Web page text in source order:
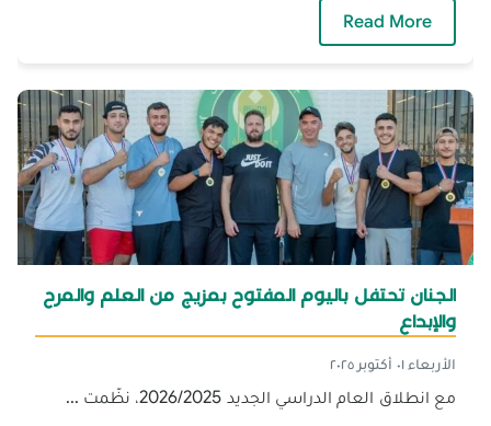
Read More
الجنان تحتفل باليوم المفتوح بمزيج من العلم والمرح
والإبداع
الأربعاء ٠١ أكتوبر ٢٠٢٥
مع انطلاق العام الدراسي الجديد 2026/2025، نظّمت ...